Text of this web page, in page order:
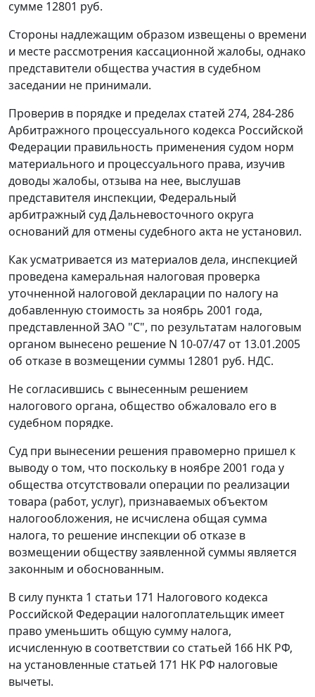
сумме 12801 руб.
Стороны надлежащим образом извещены о времени
и месте рассмотрения кассационной жалобы, однако
представители общества участия в судебном
заседании не принимали.
Проверив в порядке и пределах статей 274, 284-286
Арбитражного процессуального кодекса Российской
Федерации правильность применения судом норм
материального и процессуального права, изучив
доводы жалобы, отзыва на нее, выслушав
представителя инспекции, Федеральный
арбитражный суд Дальневосточного округа
оснований для отмены судебного акта не установил.
Как усматривается из материалов дела, инспекцией
проведена камеральная налоговая проверка
уточненной налоговой декларации по налогу на
добавленную стоимость за ноябрь 2001 года,
представленной ЗАО "С", по результатам налоговым
органом вынесено решение N 10-07/47 от 13.01.2005
об отказе в возмещении суммы 12801 руб. НДС.
Не согласившись с вынесенным решением
налогового органа, общество обжаловало его в
судебном порядке.
Суд при вынесении решения правомерно пришел к
выводу о том, что поскольку в ноябре 2001 года у
общества отсутствовали операции по реализации
товара (работ, услуг), признаваемых объектом
налогообложения, не исчислена общая сумма
налога, то решение инспекции об отказе в
возмещении обществу заявленной суммы является
законным и обоснованным.
В силу пункта 1 статьи 171 Налогового кодекса
Российской Федерации налогоплательщик имеет
право уменьшить общую сумму налога,
исчисленную в соответствии со статьей 166 НК РФ,
на установленные статьей 171 НК РФ налоговые
вычеты.